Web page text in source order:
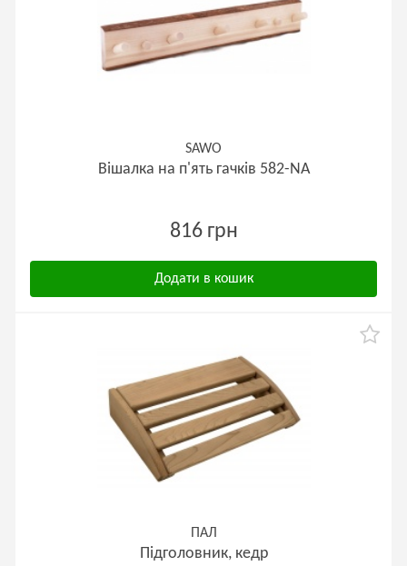
SAWO
Вішалка на п'ять гачків 582-NA
816 грн
Додати в кошик
ПАЛ
Підголовник, кедр